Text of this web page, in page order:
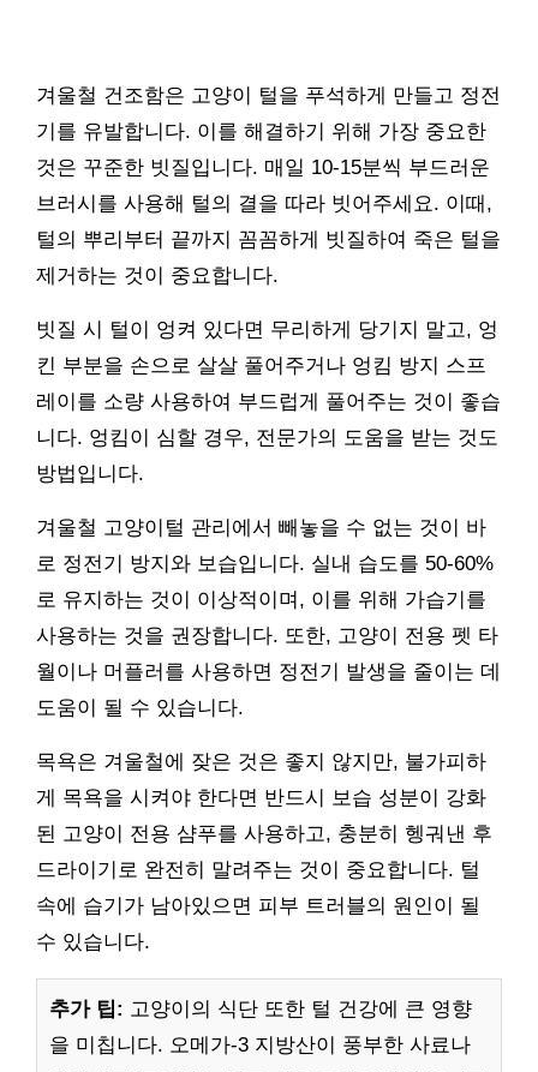
겨울철 건조함은 고양이 털을 푸석하게 만들고 정전
기를 유발합니다. 이를 해결하기 위해 가장 중요한
것은 꾸준한 빗질입니다. 매일 10-15분씩 부드러운
브러시를 사용해 털의 결을 따라 빗어주세요. 이때,
털의 뿌리부터 끝까지 꼼꼼하게 빗질하여 죽은 털을
제거하는 것이 중요합니다.
빗질 시 털이 엉켜 있다면 무리하게 당기지 말고, 엉
킨 부분을 손으로 살살 풀어주거나 엉킴 방지 스프
레이를 소량 사용하여 부드럽게 풀어주는 것이 좋습
니다. 엉킴이 심할 경우, 전문가의 도움을 받는 것도
방법입니다.
겨울철 고양이털 관리에서 빼놓을 수 없는 것이 바
로 정전기 방지와 보습입니다. 실내 습도를 50-60%
로 유지하는 것이 이상적이며, 이를 위해 가습기를
사용하는 것을 권장합니다. 또한, 고양이 전용 펫 타
월이나 머플러를 사용하면 정전기 발생을 줄이는 데
도움이 될 수 있습니다.
목욕은 겨울철에 잦은 것은 좋지 않지만, 불가피하
게 목욕을 시켜야 한다면 반드시 보습 성분이 강화
된 고양이 전용 샴푸를 사용하고, 충분히 헹궈낸 후
드라이기로 완전히 말려주는 것이 중요합니다. 털
속에 습기가 남아있으면 피부 트러블의 원인이 될
수 있습니다.
추가 팁: 고양이의 식단 또한 털 건강에 큰 영향
을 미칩니다. 오메가-3 지방산이 풍부한 사료나